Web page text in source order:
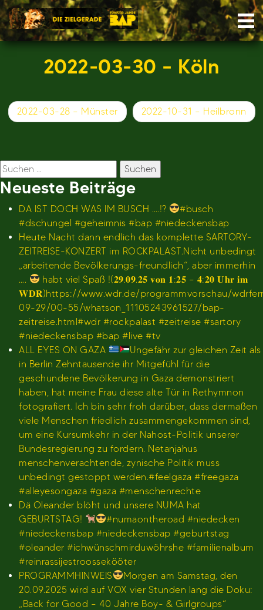
Skip
to
content
2022-03-30 – Köln
Beitragsnavigation
2022-03-28 – Münster 2022-10-31 – Heilbronn
Suchen
nach:
Neueste Beiträge
DA IST DOCH WAS IM BUSCH ….!?
#busch
#dschungel #geheimnis #bap #niedeckensbap
Heute Nacht dann endlich das komplette SARTORY-
ZEITREISE-KONZERT im ROCKPALAST.Nicht unbedingt
„arbeitende Bevölkerungs-freundlich“, aber immerhin
….
habt viel Spaß !(𝟐𝟗.𝟎𝟗.𝟐𝟓 𝐯𝐨𝐧 𝟏:𝟐𝟓 – 𝟒:𝟐𝟎 𝐔𝐡𝐫 𝐢𝐦
𝐖𝐃𝐑)https://www.wdr.de/programmvorschau/
09-29/00-55/whatson_11105243961527/bap-
zeitreise.html#wdr #rockpalast #zeitreise #sartory
#niedeckensbap #bap #live #tv
ALL EYES ON GAZA
Ungefähr zur gleichen Zeit als
in Berlin Zehntausende ihr Mitgefühl für die
geschundene Bevölkerung in Gaza demonstriert
haben, hat meine Frau diese alte Tür in Rethymnon
fotografiert. Ich bin sehr froh darüber, dass dermaßen
viele Menschen friedlich zusammengekommen sind,
um eine Kursumkehr in der Nahost-Politik unserer
Bundesregierung zu fordern. Netanjahus
menschenverachtende, zynische Politik muss
unbedingt gestoppt werden.#feelgaza #freegaza
#alleyesongaza #gaza #menschenrechte
Dä Oleander blöht und unsere NUMA hat
GEBURTSTAG!
#numaontheroad #niedecken
#niedeckensbap #niedeckensbap #geburtstag
#oleander #ichwünschmirduwöhrshe #familienalbum
#reinrassijestroossekööter
PROGRAMMHINWEIS
Morgen am Samstag, den
20.09.2025 wird auf VOX vier Stunden lang die Doku:
„Back for Good – 40 Jahre Boy- & Girlgroups“